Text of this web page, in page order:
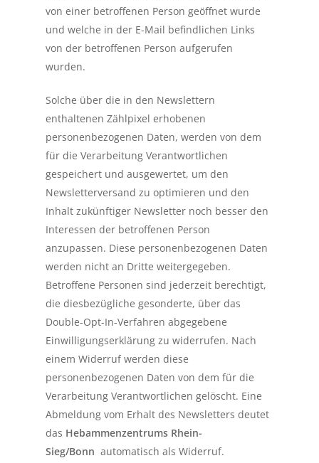
von einer betroffenen Person geöffnet wurde
und welche in der E-Mail befindlichen Links
von der betroffenen Person aufgerufen
wurden.
Solche über die in den Newslettern
enthaltenen Zählpixel erhobenen
personenbezogenen Daten, werden von dem
für die Verarbeitung Verantwortlichen
gespeichert und ausgewertet, um den
Newsletterversand zu optimieren und den
Inhalt zukünftiger Newsletter noch besser den
Interessen der betroffenen Person
anzupassen. Diese personenbezogenen Daten
werden nicht an Dritte weitergegeben.
Betroffene Personen sind jederzeit berechtigt,
die diesbezügliche gesonderte, über das
Double-Opt-In-Verfahren abgegebene
Einwilligungserklärung zu widerrufen. Nach
einem Widerruf werden diese
personenbezogenen Daten von dem für die
Verarbeitung Verantwortlichen gelöscht. Eine
Abmeldung vom Erhalt des Newsletters deutet
das Hebammenzentrums Rhein-
Sieg/Bonn automatisch als Widerruf.